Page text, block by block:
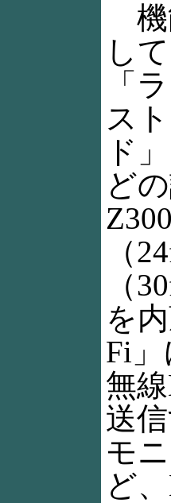
機
し
「
ス
ド
ど
（
（
を
Fi」
無
送
モ
ど